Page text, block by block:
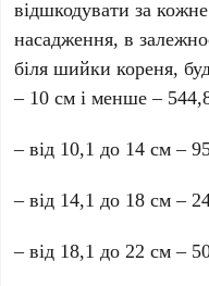
відшкодувати за
насадження, в
біля шийки кореня,
– 10 см і менше –
– від 10,1 до 14 см –
– від 14,1 до 18 см –
– від 18,1 до 22 см –